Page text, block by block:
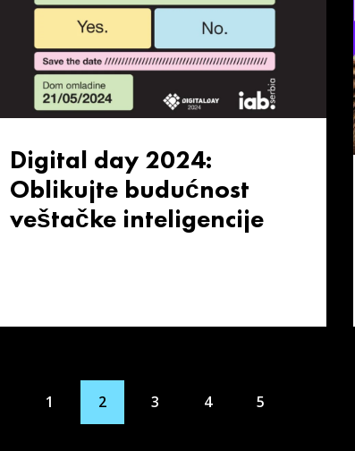
Digital day 2024:
Oblikujte budućnost
veštačke inteligencije
1 2 3 4 5